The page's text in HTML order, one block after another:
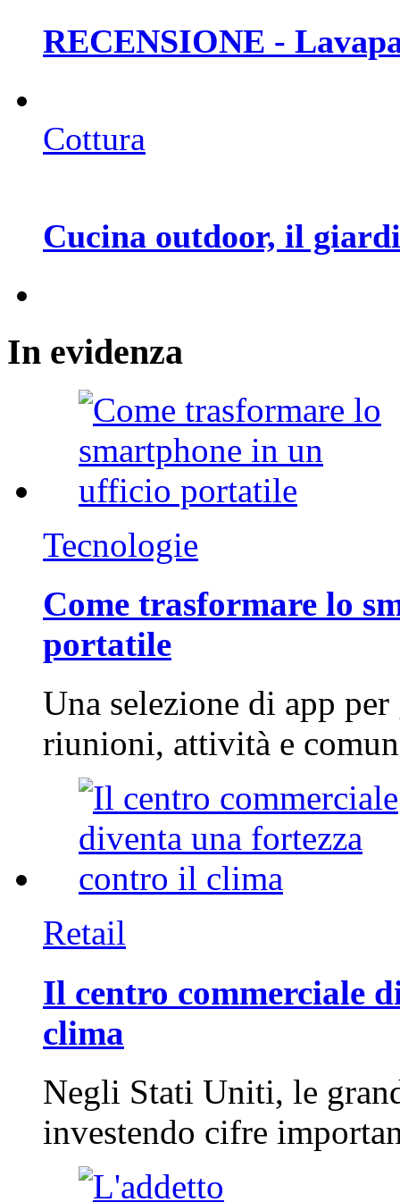
RECENSIONE -
Cottura
Cucina outdoor, il
In evidenza
Tecnologie
Come trasformare lo
portatile
Una selezione di app
riunioni, attività e
Retail
Il centro commerciale
clima
Negli Stati Uniti, le
investendo cifre